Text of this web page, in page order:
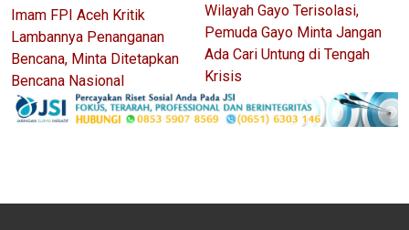
Imam FPI Aceh Kritik
Lambannya Penanganan
Bencana, Minta Ditetapkan
Bencana Nasional
Wilayah Gayo Terisolasi,
Pemuda Gayo Minta Jangan
Ada Cari Untung di Tengah
Krisis